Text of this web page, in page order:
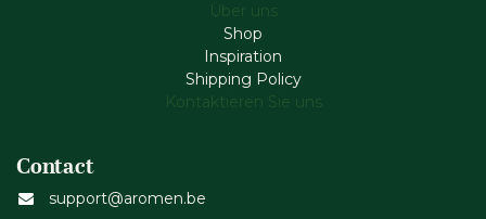
Über uns
Shop
Inspiration
Shipping Policy
Kontaktieren Sie uns
Contact
support@aromen.be